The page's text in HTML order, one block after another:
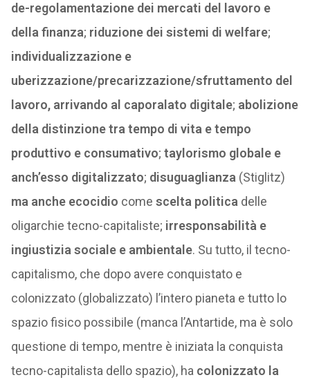
de-regolamentazione dei mercati del lavoro e
della finanza; riduzione dei sistemi di welfare;
individualizzazione e
uberizzazione/precarizzazione/sfruttamento del
lavoro, arrivando al caporalato digitale; abolizione
della distinzione tra tempo di vita e tempo
produttivo e consumativo; taylorismo globale e
anch’esso digitalizzato; disuguaglianza (Stiglitz)
ma anche ecocidio come scelta politica delle
oligarchie tecno-capitaliste; irresponsabilità e
ingiustizia sociale e ambientale. Su tutto, il tecno-
capitalismo, che dopo avere conquistato e
colonizzato (globalizzato) l’intero pianeta e tutto lo
spazio fisico possibile (manca l’Antartide, ma è solo
questione di tempo, mentre è iniziata la conquista
tecno-capitalista dello spazio), ha colonizzato la